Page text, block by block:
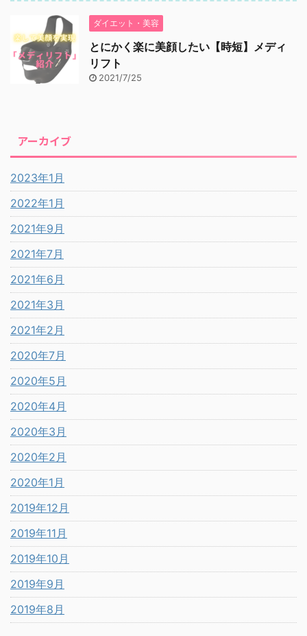
ダイエット・美容
とにかく楽に美顔したい【時短】メディ
リフト
2021/7/25
アーカイブ
2023年1月
2022年1月
2021年9月
2021年7月
2021年6月
2021年3月
2021年2月
2020年7月
2020年5月
2020年4月
2020年3月
2020年2月
2020年1月
2019年12月
2019年11月
2019年10月
2019年9月
2019年8月